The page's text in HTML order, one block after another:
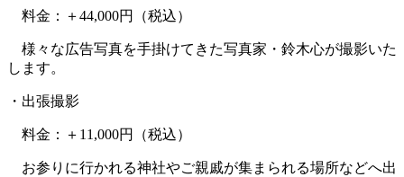
料金：＋44,000円（税込）
様々な広告写真を手掛けてきた写真家・鈴木心が撮影いた
します。
・出張撮影
料金：＋11,000円（税込）
お参りに行かれる神社やご親戚が集まられる場所などへ出